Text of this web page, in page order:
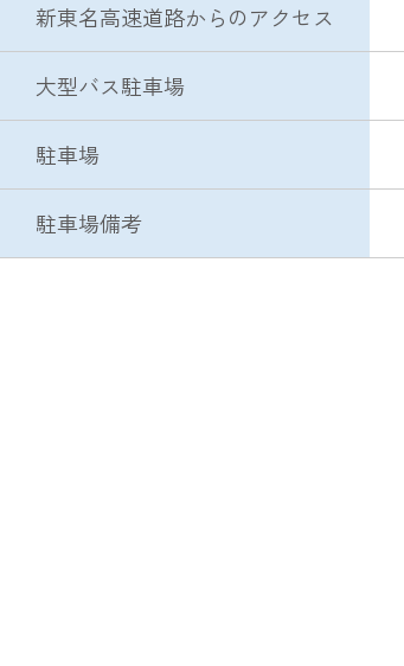
新東名高速道路からのアクセス
大型バス駐車場
駐車場
駐車場備考